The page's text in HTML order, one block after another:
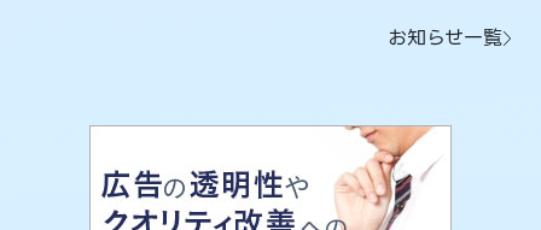
お知らせ一覧